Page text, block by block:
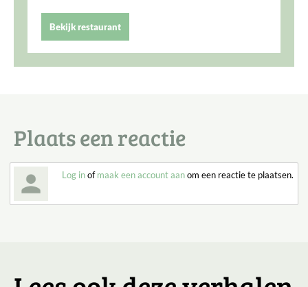
Bekijk restaurant
Plaats een reactie
Log inofmaak een account aanom een reactie te plaatsen.